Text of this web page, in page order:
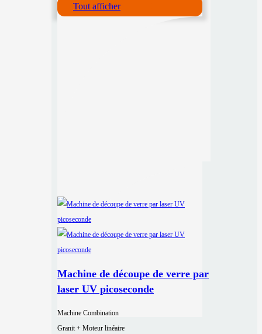
Tout afficher
Machine de découpe de verre par
laser UV picoseconde
Machine Combination
Granit + Moteur linéaire